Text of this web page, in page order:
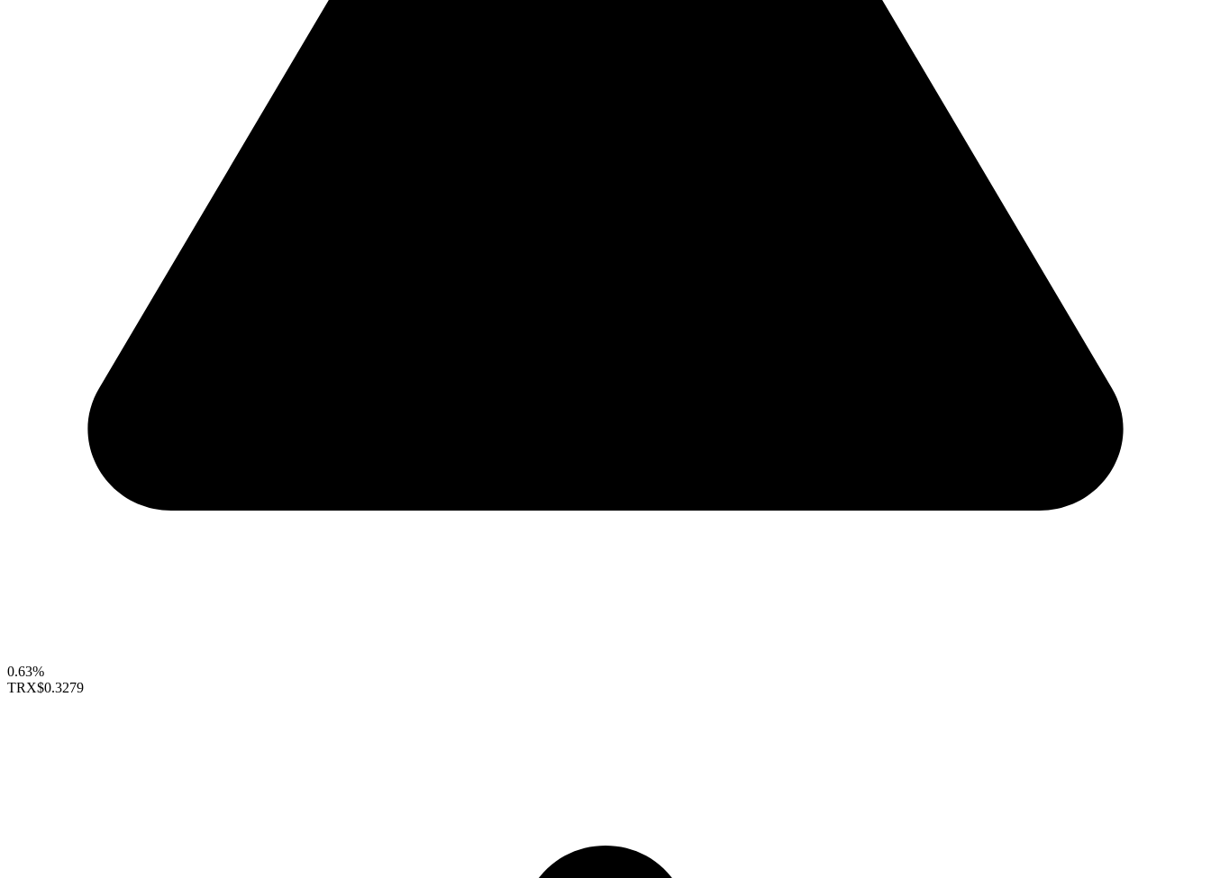
0.63%
TRX$0.3279